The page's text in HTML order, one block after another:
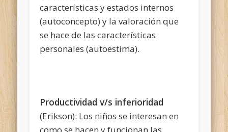
características y estados internos
(autoconcepto) y la valoración que
se hace de las características
personales (autoestima).
Productividad v/s inferioridad
(Erikson): Los niños se interesan en
como se hacen y funcionan las